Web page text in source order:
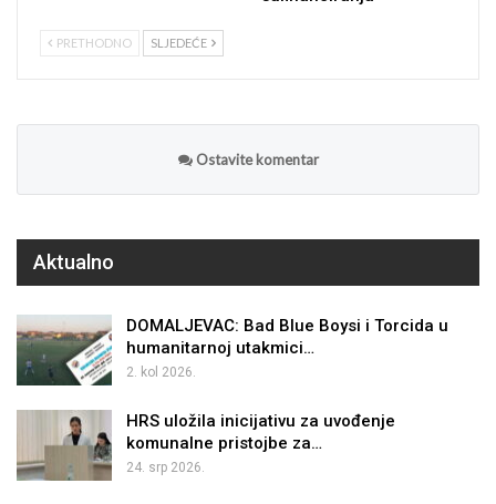
PRETHODNO SLJEDEĆE
Ostavite komentar
Aktualno
DOMALJEVAC: Bad Blue Boysi i Torcida u
humanitarnoj utakmici…
2. kol 2026.
HRS uložila inicijativu za uvođenje
komunalne pristojbe za…
24. srp 2026.